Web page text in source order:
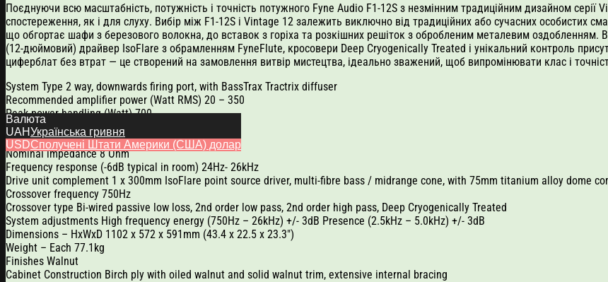
Поєднуючи всю масштабність, потужність і точність потужного Fyne Audio F1-12S з незмінним традиційним дизайном
спостереження, як і для слуху. Вибір між F1-12S і Vintage 12 залежить виключно від традиційних або сучасних особистих
що обгортає шафи з березового волокна, до вставок з горіха та розкішних решіток з обробленим металевим оздобленням.
(12-дюймовий) драйвер IsoFlare з обрамленням FyneFlute, кросовери Deep Cryogenically Treated і унікальний контроль
циферблат без втрат — це створений на замовлення витвір мистецтва, ідеально зважений, щоб випромінювати клас і
System Type 2 way, downwards firing port, with BassTrax Tractrix diffuser
Recommended amplifier power (Watt RMS) 20 – 350
Peak power handling (Watt) 700
Continuous power handling (Watt RMS) 175
Sensitivity (2.83 Volt @ 1m) 96dB
Nominal impedance 8 Ohm
Frequency response (-6dB typical in room) 24Hz- 26kHz
Drive unit complement 1 x 300mm IsoFlare point source driver, multi-fibre bass / midrange cone, with 75mm titanium alloy dome
Crossover frequency 750Hz
Crossover type Bi-wired passive low loss, 2nd order low pass, 2nd order high pass, Deep Cryogenically Treated
System adjustments High frequency energy (750Hz – 26kHz) +/- 3dB Presence (2.5kHz – 5.0kHz) +/- 3dB
Dimensions – HxWxD 1102 x 572 x 591mm (43.4 x 22.5 x 23.3″)
Weight – Each 77.1kg
Finishes Walnut
Cabinet Construction Birch ply with oiled walnut and solid walnut trim, extensive internal bracing
Валюта
UAHУкраїнська гривня
USDСполучені Штати Америки (США) долар